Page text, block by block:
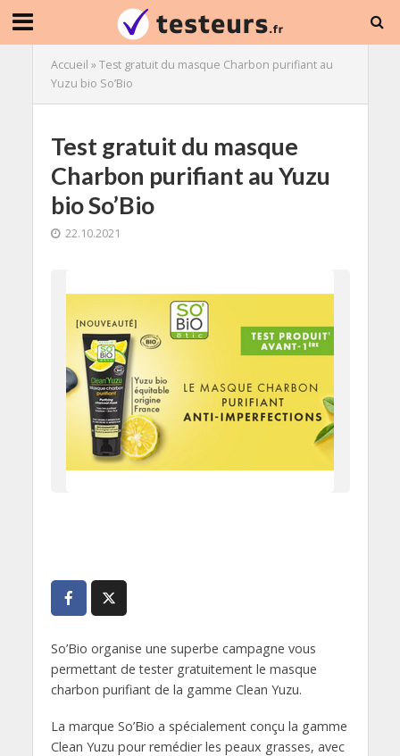
Accueil »Test gratuit du masque Charbon purifiant au
Yuzu bio So’Bio
Test gratuit du masque
Charbon purifiant au Yuzu
bio So’Bio
22.10.2021
So’Bio organise une superbe campagne vous
permettant de tester gratuitement le masque
charbon purifiant de la gamme Clean Yuzu.
La marque So’Bio a spécialement conçu la gamme
Clean Yuzu pour remédier les peaux grasses, avec